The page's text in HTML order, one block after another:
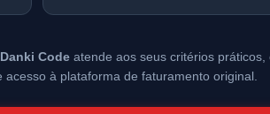
Codeatende aos seus critérios práticos,
à plataforma de faturamento original.